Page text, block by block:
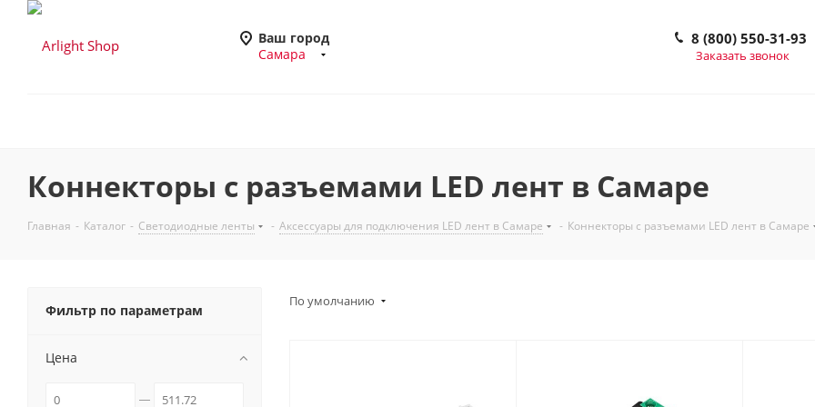
Ваш город
Самара
8 (800) 550-31-93
Заказать звонок
Коннекторы с разъемами LED лент в Самаре
Главная - Каталог - Светодиодные ленты - Аксессуары для подключения LED лент в Самаре - Коннекторы с разъемами LED лент в Самаре
По умолчанию
Фильтр по параметрам
Цена